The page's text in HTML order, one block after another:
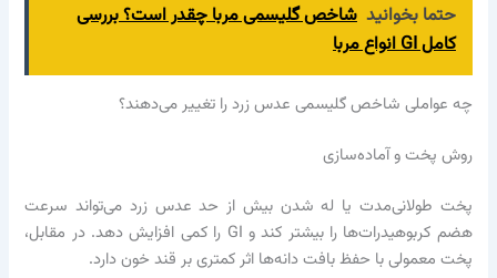
حتما بخوانید شاخص گلیسمی مربا چقدر است؟ بررسی
کامل GI انواع مربا
چه عواملی شاخص گلیسمی عدس زرد را تغییر می‌دهند؟
روش پخت و آماده‌سازی
پخت طولانی‌مدت یا له شدن بیش از حد عدس زرد می‌تواند سرعت
هضم کربوهیدرات‌ها را بیشتر کند و GI را کمی افزایش دهد. در مقابل،
پخت معمولی با حفظ بافت دانه‌ها اثر کمتری بر قند خون دارد.